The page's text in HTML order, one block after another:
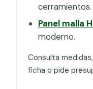
cerramientos.
Panel malla
moderno.
Consulta
ficha o pide